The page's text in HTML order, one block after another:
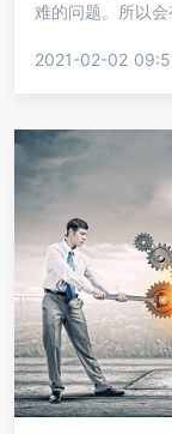
难的问题。所以
较关心在上海好不
2021-02-02